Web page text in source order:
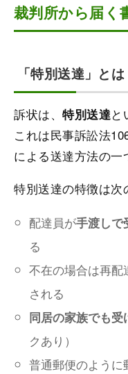
裁判所から届く
「特別送達」とは
訴状は、特別送達と
これは民事訴訟法
による送達方法の一
特別送達の特徴は次
配達員が手渡しで
る
不在の場合は再
される
同居の家族でも受
クあり）
普通郵便のよう